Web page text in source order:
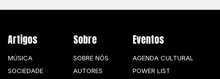
Artigos
MÚSICA
SOCIEDADE
Sobre
SOBRE NÓS
AUTORES
Eventos
AGENDA CULTURAL
POWER LIST